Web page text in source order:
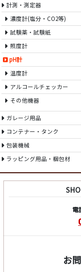
計測・測定器
濃度計(塩分・CO2等)
試験薬・試験紙
照度計
pH計
温度計
アルコールチェッカー
その他機器
ガレージ用品
コンテナー・タンク
包装機械
ラッピング用品・梱包材
電
お